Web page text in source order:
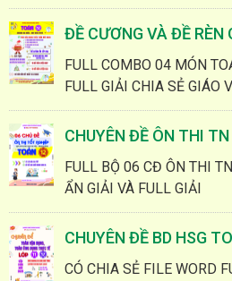
ĐỀ CƯƠNG VÀ ĐỀ
FULL COMBO 04 MÓN
FULL GIẢI CHIA SẺ GIÁO
CHUYÊN ĐỀ ÔN THI
FULL BỘ 06 CĐ ÔN THI
ẨN GIẢI VÀ FULL GIẢI
CHUYÊN ĐỀ BD HSG
CÓ CHIA SẺ FILE WORD